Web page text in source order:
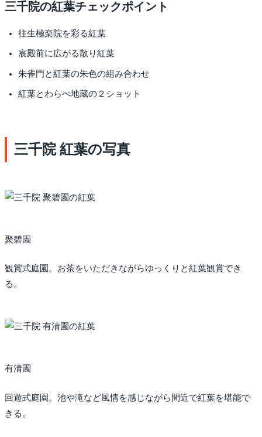
三千院の紅葉チェックポイント
往生極楽院を彩る紅葉
宸殿前に広がる散り紅葉
朱雀門と紅葉の朱色の組み合わせ
紅葉とわらべ地蔵の２ショット
三千院 紅葉の写真
聚碧園
観賞式庭園。お茶をいただきながらゆっくりと紅葉観賞でき
る。
有清園
回遊式庭園。池や滝など風情を感じながら間近で紅葉を堪能で
きる。